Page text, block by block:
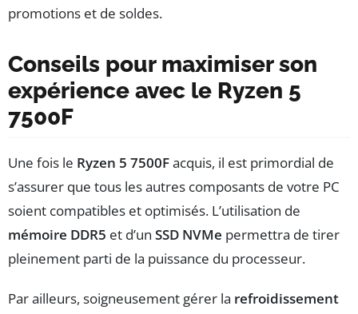
promotions et de soldes.
Conseils pour maximiser son
expérience avec le Ryzen 5
7500F
Une fois le Ryzen 5 7500Facquis, il est primordial de
s’assurer que tous les autres composants de votre PC
soient compatibles et optimisés. L’utilisation de
mémoire DDR5 et d’un SSD NVMe permettra de tirer
pleinement parti de la puissance du processeur.
Par ailleurs, soigneusement gérer la refroidissement